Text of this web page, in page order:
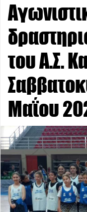
του Α.Σ.
Μαΐου